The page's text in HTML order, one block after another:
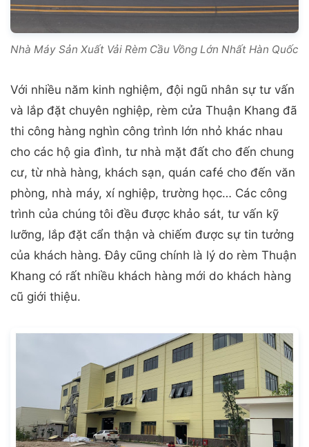
Nhà Máy Sản Xuất Vải Rèm Cầu Vồng Lớn Nhất Hàn Quốc
Với nhiều năm kinh nghiệm, đội ngũ nhân sự tư vấn
và lắp đặt chuyên nghiệp, rèm cửa Thuận Khang đã
thi công hàng nghìn công trình lớn nhỏ khác nhau
cho các hộ gia đình, tư nhà mặt đất cho đến chung
cư, từ nhà hàng, khách sạn, quán café cho đến văn
phòng, nhà máy, xí nghiệp, trường học… Các công
trình của chúng tôi đều được khảo sát, tư vấn kỹ
lưỡng, lắp đặt cẩn thận và chiếm được sự tin tưởng
của khách hàng. Đây cũng chính là lý do rèm Thuận
Khang có rất nhiều khách hàng mới do khách hàng
cũ giới thiệu.